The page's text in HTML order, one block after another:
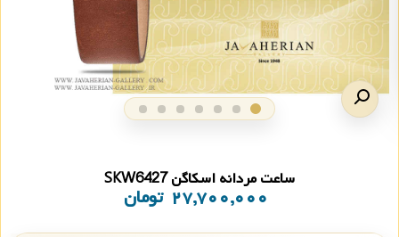
ساعت مردانه اسکاگن SKW6427
۲۷,۷۰۰,۰۰۰ تومان